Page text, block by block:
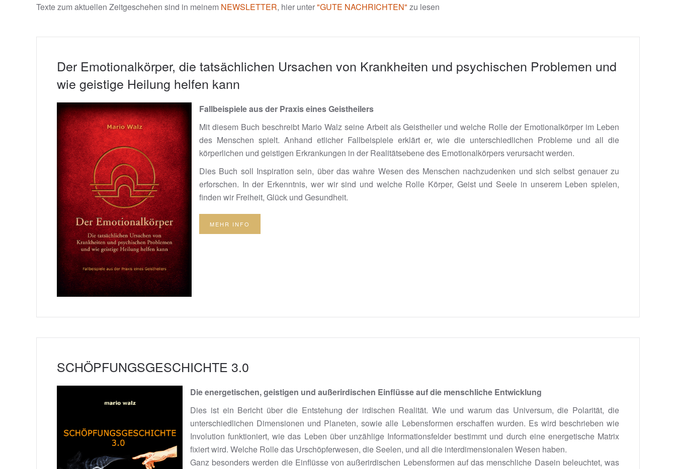
Texte zum aktuellen Zeitgeschehen sind in meinem NEWSLETTER, hier unter"GUTE NACHRICHTEN" zu lesen
Der Emotionalkörper, die tatsächlichen Ursachen von Krankheiten und psychischen Problemen und
wie geistige Heilung helfen kann
Fallbeispiele aus der Praxis eines Geistheilers
Mit diesem Buch beschreibt Mario Walz seine Arbeit als Geistheiler und welche Rolle der Emotionalkörper im Leben
des Menschen spielt. Anhand etlicher Fallbeispiele erklärt er, wie die unterschiedlichen Probleme und all die
körperlichen und geistigen Erkrankungen in der Realitätsebene des Emotionalkörpers verursacht werden.
Dies Buch soll Inspiration sein, über das wahre Wesen des Menschen nachzudenken und sich selbst genauer zu
erforschen. In der Erkenntnis, wer wir sind und welche Rolle Körper, Geist und Seele in unserem Leben spielen,
finden wir Freiheit, Glück und Gesundheit.
MEHR INFO
SCHÖPFUNGSGESCHICHTE 3.0
Die energetischen, geistigen und außerirdischen Einflüsse auf die menschliche Entwicklung
Dies ist ein Bericht über die Entstehung der irdischen Realität. Wie und warum das Universum, die Polarität, die
unterschiedlichen Dimensionen und Planeten, sowie alle Lebensformen erschaffen wurden. Es wird beschrieben wie
Involution funktioniert, wie das Leben über unzählige Informationsfelder bestimmt und durch eine energetische Matrix
fixiert wird. Welche Rolle das Urschöpferwesen, die Seelen, und all die interdimensionalen Wesen haben.
Ganz besonders werden die Einflüsse von außerirdischen Lebensformen auf das menschliche Dasein beleuchtet, was